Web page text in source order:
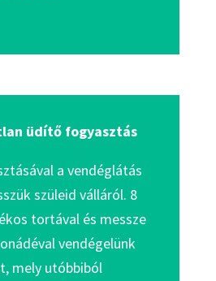
üdítő fogyasztás
a vendéglátás
szüleid válláról. 8
tortával és messze
vendégelünk
mely utóbbiból